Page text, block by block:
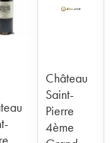
Château
Saint-
Pierre
4ème